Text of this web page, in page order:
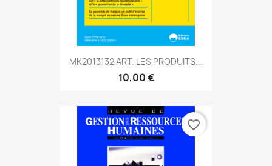
MK2013132 ART. LES PRODUITS...
10,00 €
favorite_border